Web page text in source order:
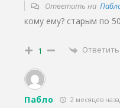
Ответить на
кому ему? старым по
1 Ответить
Пабло 2 месяцев